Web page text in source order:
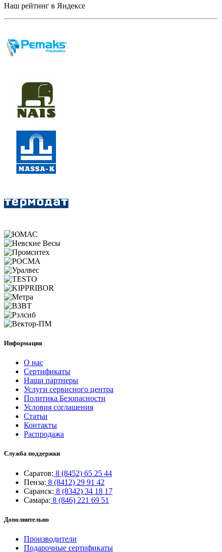
Наш рейтинг в Яндексе
Информация
О нас
Сертификаты
Наши партнеры
Услуги сервисного центра
Политика Безопасности
Условия соглашения
Статьи
Контакты
Распродажа
Служба поддержки
Саратов: 8 (8452) 65 25 44
Пенза: 8 (8412) 29 91 42
Саранск: 8 (8342) 34 18 17
Самара: 8 (846) 221 69 51
Дополнительно
Производители
Подарочные сертификаты